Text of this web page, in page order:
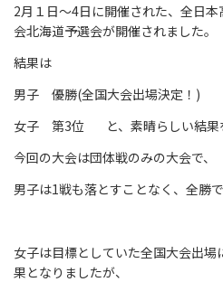
2月１日～4日に開催された、全日
会北海道予選会が開催されました。
結果は
男子 優勝(全国大会出場決定！)
女子 第3位 と、素晴らしい結果
今回の大会は団体戦のみの大会で、
男子は1戦も落とすことなく、全勝
女子は目標としていた全国大会出
果となりましたが、